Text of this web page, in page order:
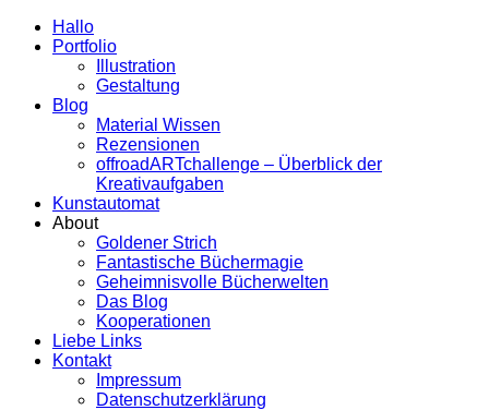
Hallo
Portfolio
Illustration
Gestaltung
Blog
Material Wissen
Rezensionen
offroadARTchallenge – Überblick der
Kreativaufgaben
Kunstautomat
About
Goldener Strich
Fantastische Büchermagie
Geheimnisvolle Bücherwelten
Das Blog
Kooperationen
Liebe Links
Kontakt
Impressum
Datenschutzerklärung